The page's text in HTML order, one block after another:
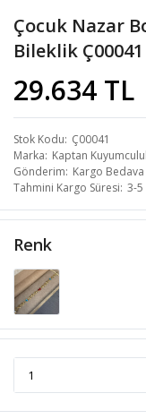
Çocuk Nazar
Bileklik Ç00041
29.634 TL
Stok Kodu Ç00041
Marka Kaptan
Gönderim Kargo Bedava
Tahmini Kargo Süresi 3-5
Renk